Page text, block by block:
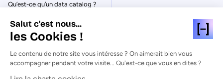
Qu’est-ce qu’un data catalog ?
© Huwise 2026
Salut c'est nous...
les Cookies !
Le contenu de notre site vous intéresse ? On aimerait bien vous
accompagner pendant votre visite... Qu'est-ce que vous en dites ?